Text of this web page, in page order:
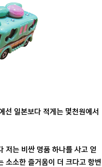
일본보다 적게는 몇천원에서
저는 비싼 명품 하나를 사고 얻
소소한 즐거움이 더 크다고 항변